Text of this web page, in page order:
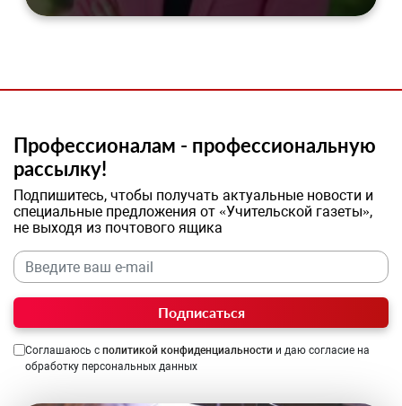
Профессионалам - профессиональную
рассылку!
Подпишитесь, чтобы получать актуальные новости и
специальные предложения от «Учительской газеты»,
не выходя из почтового ящика
Подписаться
Соглашаюсь с политикой конфиденциальности и даю согласие на
обработку персональных данных